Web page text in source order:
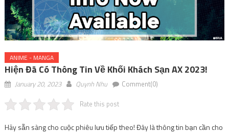
ANIME - MANGA
Hiện Đã Có Thông Tin Về Khối Khách Sạn AX 2023!
January 20, 2023 Quynh Nhu Comment(0)
Rate this post
Hãy sẵn sàng cho cuộc phiêu lưu tiếp theo! Đây là thông tin bạn cần cho